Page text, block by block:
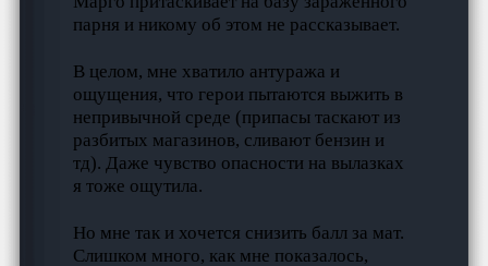
парня и никому об этом не рассказывает.
В целом, мне хватило антуража и
ощущения, что герои пытаются выжить в
непривычной среде (припасы таскают из
разбитых магазинов, сливают бензин и
тд). Даже чувство опасности на вылазках
я тоже ощутила.
Но мне так и хочется снизить балл за мат.
Слишком много, как мне показалось,